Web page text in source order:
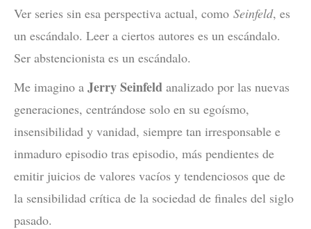
Ver series sin esa perspectiva actual, como Seinfeld, es
un escándalo. Leer a ciertos autores es un escándalo.
Ser abstencionista es un escándalo.
Me imagino a Jerry Seinfeld analizado por las nuevas
generaciones, centrándose solo en su egoísmo,
insensibilidad y vanidad, siempre tan irresponsable e
inmaduro episodio tras episodio, más pendientes de
emitir juicios de valores vacíos y tendenciosos que de
la sensibilidad crítica de la sociedad de finales del siglo
pasado.